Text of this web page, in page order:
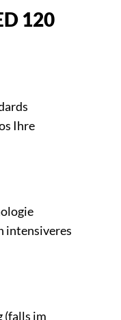
120
Ihre
intensiveres
(falls im